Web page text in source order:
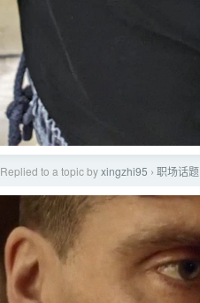
Replied to a topic byxingzhi95 › 职场话题